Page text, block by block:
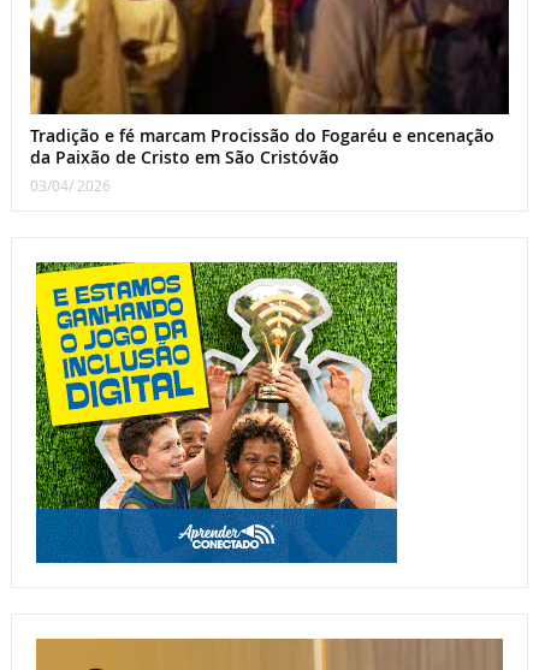
Tradição e fé marcam Procissão do Fogaréu e encenação
da Paixão de Cristo em São Cristóvão
03/04/ 2026